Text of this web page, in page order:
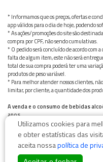
* Informamos que os preços, ofertas e
app válidos para o dia de hoje, podendo
* As ações/promoções do site são
compra por CPF, não sendo cumulativas.
* O pedido será concluído de acordo com
falta de algum item, este não será
total de sua compra poderá ter uma
produtos de peso variável.
* Para melhor atender nossos clientes,
limitar, por cliente, a quantidade dos
A venda e o consumo de bebidas
anos.
Bebida alcoólica pode causar
Beba com moderação
Utilizamos cookies para
e obter estatísticas das
aceita nossapolítica de